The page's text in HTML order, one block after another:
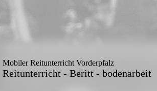
Mobiler Reitunterricht Vorderpfalz
Reitunterricht - Beritt - bodenarbeit